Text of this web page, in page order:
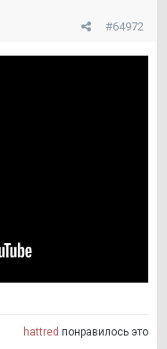
#64972
hattred понравилось это